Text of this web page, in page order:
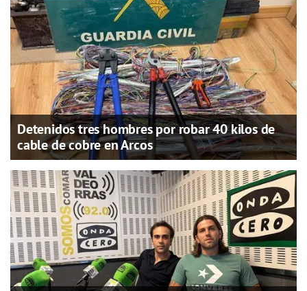
Detenidos tres hombres por robar 40 kilos de
cable de cobre en Arcos